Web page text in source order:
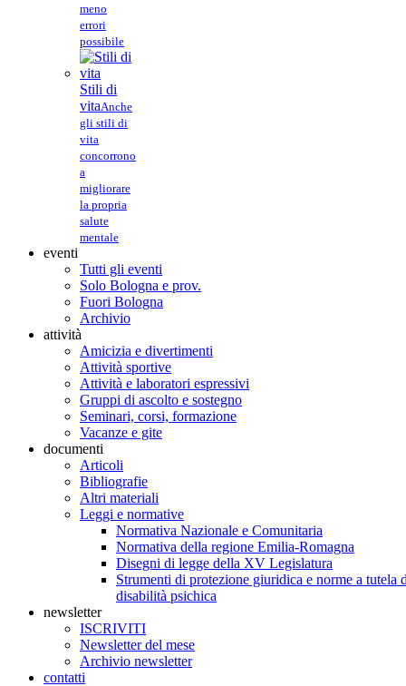
meno
errori
possibile
Stili di
vitaAnche
gli stili di
vita
concorrono
a
migliorare
la propria
salute
mentale
eventi
Tutti gli eventi
Solo Bologna e prov.
Fuori Bologna
Archivio
attività
Amicizia e divertimenti
Attività sportive
Attività e laboratori espressivi
Gruppi di ascolto e sostegno
Seminari, corsi, formazione
Vacanze e gite
documenti
Articoli
Bibliografie
Altri materiali
Leggi e normative
Normativa Nazionale e Comunitaria
Normativa della regione Emilia-Romagna
Disegni di legge della XV Legislatura
Strumenti di protezione giuridica e norme a tutela
disabilità psichica
newsletter
ISCRIVITI
Newsletter del mese
Archivio newsletter
contatti